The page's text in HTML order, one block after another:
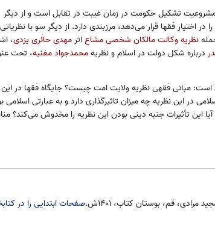
تشکیل حکومت در زمان غیبت در تقابل است و از دیگر
اختیار فقها قرار می‌دهد، مرزبندی دارد. از دیگر سو با نظریاتی
نظریه وکالت مالکان شخصی مشاعاثرمهدی حائری یزدی،
درباره شکل دولت در اسلام و نظریهمحمدجواد مغنیه، تحت
است: مبانی فقهی نظریه ولایت امت چیست؟ جایگاه فقها در
در این نظریه چه میزان تاثیرگذاری دارد و به عبارتی
این تأثیرات جنبه دینی بودن این نظریه را مخدوش می‌کند؟
مرادی، قم، بوستان کتاب، ۱۴۰۱ش.
صفحات ابتدایی را در